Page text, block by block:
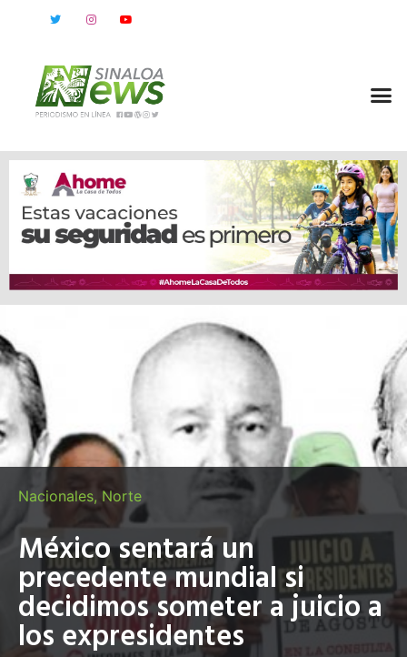
Nacionales, Norte
México sentará un
precedente mundial si
decidimos someter a juicio a
los expresidentes